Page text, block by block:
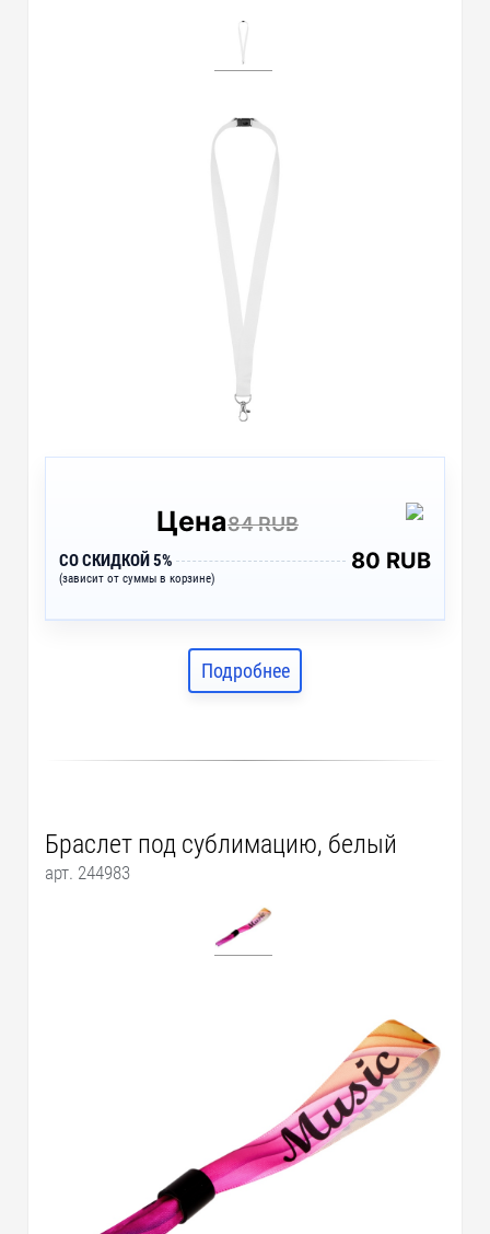
Цена84 RUB
СО СКИДКОЙ 5%
(зависит от суммы в корзине)
80 RUB
Подробнее
Браслет под сублимацию, белый
арт. 244983